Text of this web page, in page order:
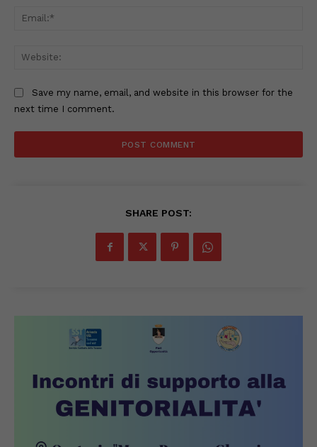
Save my name, email, and website in this browser for the
next time I comment.
SHARE POST: